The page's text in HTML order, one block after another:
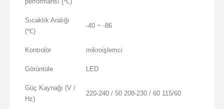
Sıcaklık Aralığı
(℃)
-40 ~ -86
Kontrolör mikroişlemci
Görüntüle LED
Güç Kaynağı (V /
Hz)
220-240 / 50 208-230 / 60 115/60